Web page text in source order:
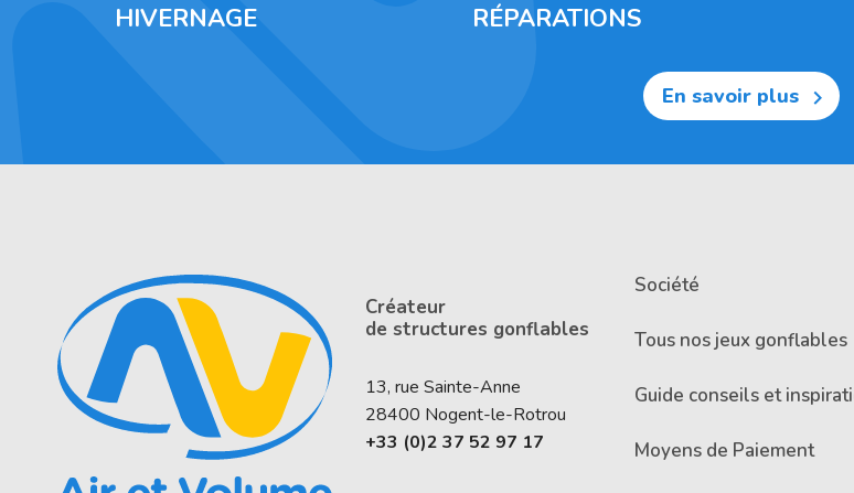
HIVERNAGE RÉPARATIONS
En savoir plus 
Créateur
de structures gonflables
13, rue Sainte-Anne
28400 Nogent-le-Rotrou
+33 (0)2 37 52 97 17
Société
Tous nos jeux gonflables
Guide conseils et
Moyens de Paiement